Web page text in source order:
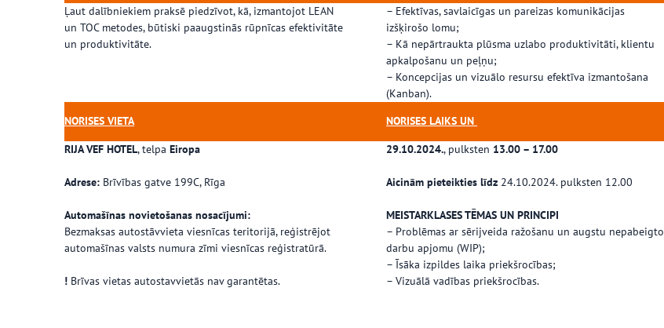
Ļaut dalībniekiem praksē piedzīvot, kā, izmantojot LEAN
un TOC metodes, būtiski paaugstinās rūpnīcas efektivitāte
un produktivitāte.
– Efektīvas, savlaicīgas un pareizas komunikācijas
izšķirošo lomu;
– Kā nepārtraukta plūsma uzlabo produktivitāti, klientu
apkalpošanu un peļņu;
– Koncepcijas un vizuālo resursu efektīva izmantošana
(Kanban).
NORISES VIETA NORISES LAIKS UN
RIJA VEF HOTEL, telpa Eiropa
Adrese: Brīvības gatve 199C, Rīga
Automašīnas novietošanas nosacījumi:
Bezmaksas autostāvvieta viesnīcas teritorijā, reģistrējot
automašīnas valsts numura zīmi viesnīcas reģistratūrā.
! Brīvas vietas autostavvietās nav garantētas.
29.10.2024., pulksten 13.00 – 17.00
Aicinām pieteikties līdz 24.10.2024. pulksten 12.00
MEISTARKLASES TĒMAS UN PRINCIPI
– Problēmas ar sērijveida ražošanu un augstu nepabeigto
darbu apjomu (WIP);
– Īsāka izpildes laika priekšrocības;
– Vizuālā vadības priekšrocības.